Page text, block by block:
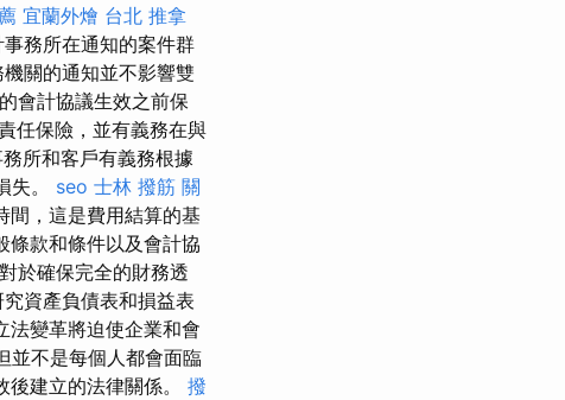
宜蘭外燴 台北 推拿
務所在通知的案件群
關的通知並不影響雙
會計協議生效之前保
任保險，並有義務在與
所和客戶有義務根據
失。 seo 士林 撥筋 關
間，這是費用結算的基
條款和條件以及會計協
於確保完全的財務透
資產負債表和損益表
法變革將迫使企業和會
並不是每個人都會面臨
建立的法律關係。 撥